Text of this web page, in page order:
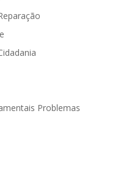
Problemas